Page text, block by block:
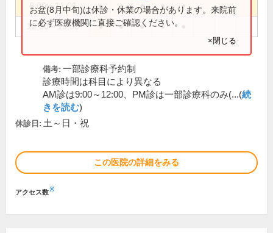
8:00～11:00 ● ● ● ● ●
12:30～15:30 ● ● ● ●
お盆(8月中旬)は休診・休業の場合があります。来院前
に必ず医療機関に直接ご確認ください。
×閉じる
備考: 一部診療科予約制
診療時間は科目により異なる
AM診は9:00～12:00、PM診は一部診療科のみ(...(続
きを読む)
休診日: 土～日・祝
この医院の詳細をみる
アクセス数※